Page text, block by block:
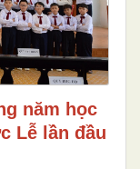
năm học
Lễ lần đầu